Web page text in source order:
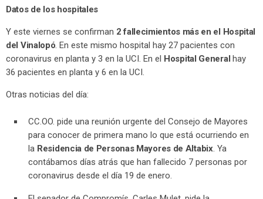
Datos de los hospitales
Y este viernes se confirman 2 fallecimientos más en el Hospital
del Vinalopó. En este mismo hospital hay 27 pacientes con
coronavirus en planta y 3 en la UCI. En el Hospital General hay
36 pacientes en planta y 6 en la UCI.
Otras noticias del día:
CC.OO. pide una reunión urgente del Consejo de Mayores
para conocer de primera mano lo que está ocurriendo en
la Residencia de Personas Mayores de Altabix. Ya
contábamos días atrás que han fallecido 7 personas por
coronavirus desde el día 19 de enero.